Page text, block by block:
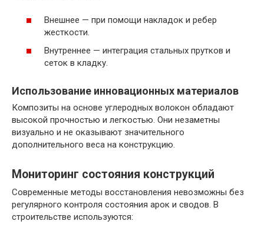
Внешнее — при помощи накладок и ребер
жесткости.
Внутреннее — интеграция стальных прутков и
сеток в кладку.
Использование инновационных материалов
Композиты на основе углеродных волокон обладают
высокой прочностью и легкостью. Они незаметны
визуально и не оказывают значительного
дополнительного веса на конструкцию.
Мониторинг состояния конструкций
Современные методы восстановления невозможны без
регулярного контроля состояния арок и сводов. В
строительстве используются: